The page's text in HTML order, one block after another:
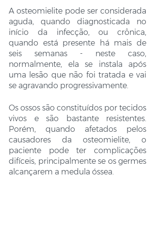
A osteomielite pode ser considerada
aguda, quando diagnosticada no
início da infecção, ou crônica,
quando está presente há mais de
seis semanas - neste caso,
normalmente, ela se instala após
uma lesão que não foi tratada e vai
se agravando progressivamente.
Os ossos são constituídos por tecidos
vivos e são bastante resistentes.
Porém, quando afetados pelos
causadores da osteomielite, o
paciente pode ter complicações
difíceis, principalmente se os germes
alcançarem a medula óssea.